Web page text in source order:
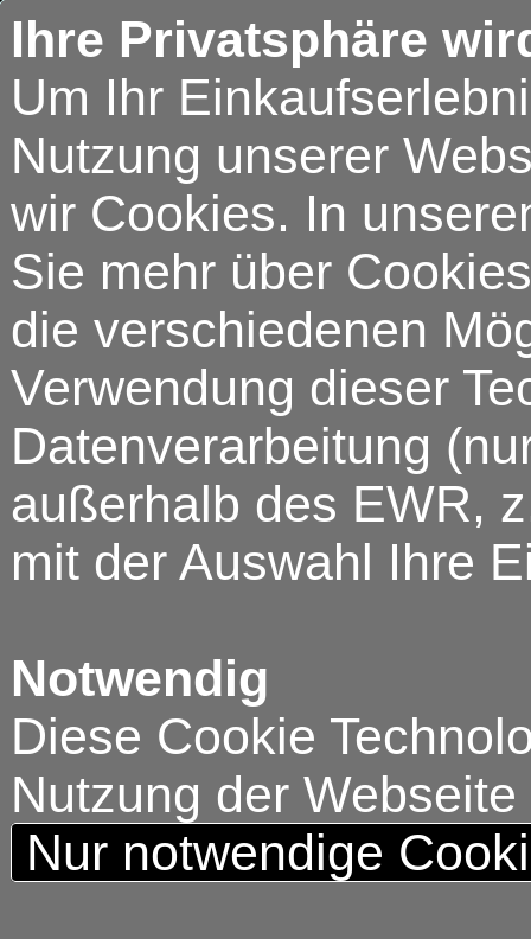
Ihre Privatsphäre
Um Ihr
Nutzung unserer
wir Cookies. In
Sie mehr über
die verschiedenen
Verwendung dieser
Datenverarbeitung
außerhalb des EWR,
mit der Auswahl Ihre
Notwendig
Diese Cookie
Nutzung der
Nur notwendige